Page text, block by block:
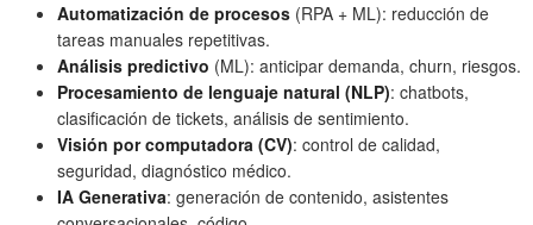
Automatización de procesos (RPA + ML): reducción de
tareas manuales repetitivas.
Análisis predictivo (ML): anticipar demanda, churn, riesgos.
Procesamiento de lenguaje natural (NLP): chatbots,
clasificación de tickets, análisis de sentimiento.
Visión por computadora (CV): control de calidad,
seguridad, diagnóstico médico.
IA Generativa: generación de contenido, asistentes